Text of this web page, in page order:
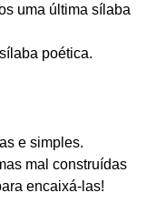
uma última sílaba
poética.
e simples.
mal construídas
encaixá-las!